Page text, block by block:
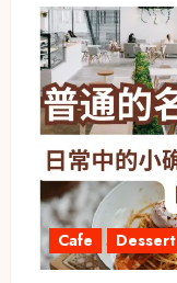
Cafe Dessert